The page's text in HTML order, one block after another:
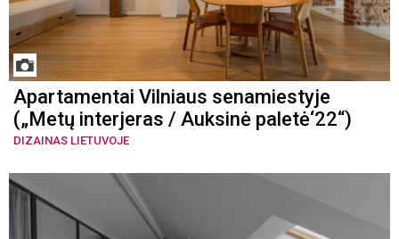
Apartamentai Vilniaus senamiestyje
(„Metų interjeras / Auksinė paletė‘22“)
DIZAINAS LIETUVOJE